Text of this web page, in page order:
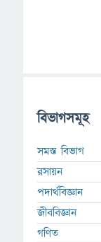
বিভাগসমূহ
সমস্ত বিভাগ
রসায়ন
পদার্থবিজ্ঞান
জীববিজ্ঞান
গণিত